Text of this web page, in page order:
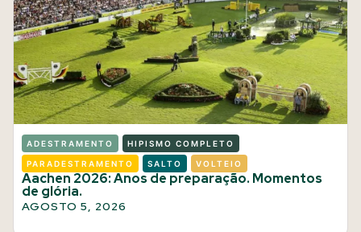
ADESTRAMENTO HIPISMO COMPLETO
PARADESTRAMENTO SALTO VOLTEIO
Aachen 2026: Anos de preparação. Momentos
de glória.
AGOSTO 5, 2026